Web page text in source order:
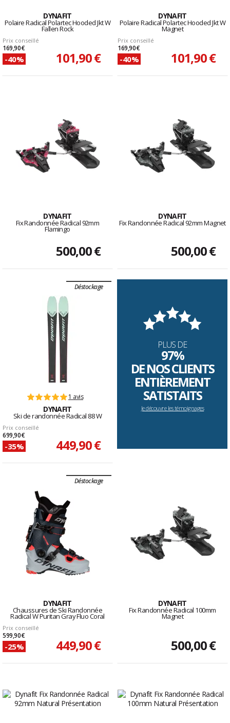
DYNAFIT
Polaire Radical Polartec Hooded Jkt W
Fallen Rock
Prix conseillé
169,90 €
-40% 101,90 €
DYNAFIT
Polaire Radical Polartec Hooded Jkt W
Magnet
Prix conseillé
169,90 €
-40% 101,90 €
DYNAFIT
Fix Randonnée Radical 92mm
Flamingo
500,00 €
DYNAFIT
Fix Randonnée Radical 92mm Magnet
500,00 €
Déstockage
1 avis
DYNAFIT
Ski de randonnée Radical 88 W
Prix conseillé
699,90 €
-35% 449,90 €
PLUS DE
97%
DE NOS CLIENTS
ENTIÈREMENT
SATISTAITS
Je découvre les témoignages
Déstockage
DYNAFIT
Chaussures de Ski Randonnée
Radical W Puritan Gray Fluo Coral
Prix conseillé
599,90 €
-25% 449,90 €
DYNAFIT
Fix Randonnée Radical 100mm
Magnet
500,00 €